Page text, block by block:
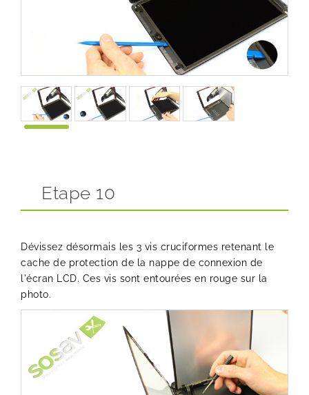
Etape 10
Dévissez désormais les 3 vis cruciformes retenant le
cache de protection de la nappe de connexion de
l'écran LCD. Ces vis sont entourées en rouge sur la
photo.